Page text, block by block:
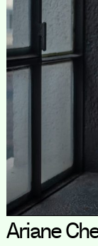
Ariane